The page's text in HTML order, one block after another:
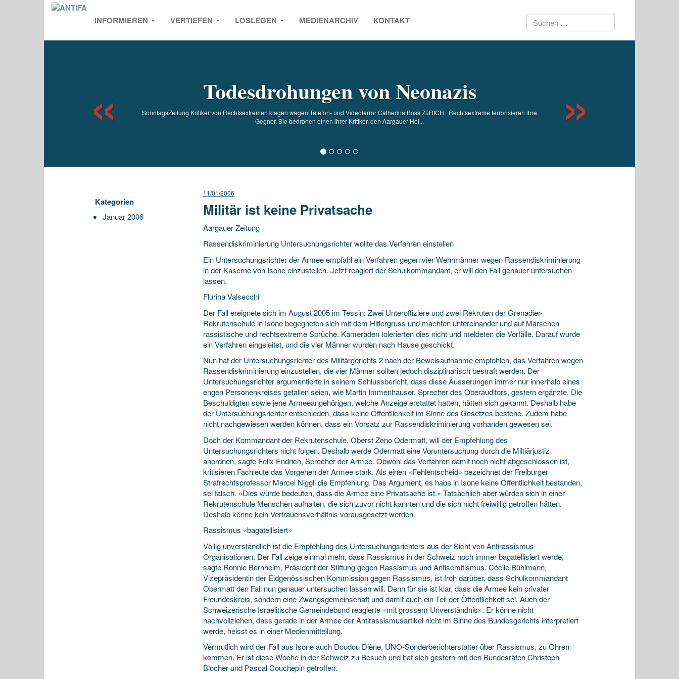
INFORMIEREN VERTIEFEN LOSLEGEN MEDIENARCHIV KONTAKT Suchen
Todesdrohungen von Neonazis
SonntagsZeitung Kritiker von Rechtsextremen klagen wegen Telefon- und Videoterror Catherine Boss ZüRICH · Rechtsextreme terrorisieren ihre
Gegner. Sie bedrohen einen ihrer Kritiker, den Aargauer Hei...
Kategorien
Januar 2006
11/01/2006
Militär ist keine Privatsache
Aargauer Zeitung
Rassendiskriminierung Untersuchungsrichter wollte das Verfahren einstellen
Ein Untersuchungsrichter der Armee empfahl ein Verfahren gegen vier Wehrmänner wegen Rassendiskriminierung
in der Kaserne von Isone einzustellen. Jetzt reagiert der Schulkommandant, er will den Fall genauer untersuchen
lassen.
Flurina Valsecchi
Der Fall ereignete sich im August 2005 im Tessin: Zwei Unteroffiziere und zwei Rekruten der Grenadier-
Rekrutenschule in Isone begegneten sich mit dem Hitlergruss und machten untereinander und auf Märschen
rassistische und rechtsextreme Sprüche. Kameraden tolerierten dies nicht und meldeten die Vorfälle. Darauf wurde
ein Verfahren eingeleitet, und die vier Männer wurden nach Hause geschickt.
Nun hat der Untersuchungsrichter des Militärgerichts 2 nach der Beweisaufnahme empfohlen, das Verfahren wegen
Rassendiskriminierung einzustellen, die vier Männer sollten jedoch disziplinarisch bestraft werden. Der
Untersuchungsrichter argumentierte in seinem Schlussbericht, dass diese Äusserungen immer nur innerhalb eines
engen Personenkreises gefallen seien, wie Martin Immenhauser, Sprecher des Oberauditors, gestern ergänzte. Die
Beschuldigten sowie jene Armeeangehörigen, welche Anzeige erstattet hatten, hätten sich gekannt. Deshalb habe
der Untersuchungsrichter entschieden, dass keine Öffentlichkeit im Sinne des Gesetzes bestehe. Zudem habe
nicht nachgewiesen werden können, dass ein Vorsatz zur Rassendiskriminierung vorhanden gewesen sei.
Doch der Kommandant der Rekrutenschule, Oberst Zeno Odermatt, will der Empfehlung des
Untersuchungsrichters nicht folgen. Deshalb werde Odermatt eine Voruntersuchung durch die Miltiärjustiz
anordnen, sagte Felix Endrich, Sprecher der Armee. Obwohl das Verfahren damit noch nicht abgeschlossen ist,
kritisieren Fachleute das Vorgehen der Armee stark. Als einen «Fehlentscheid» bezeichnet der Freiburger
Strafrechtsprofessor Marcel Niggli die Empfehlung. Das Argument, es habe in Isone keine Öffentlichkeit bestanden,
sei falsch. «Dies würde bedeuten, dass die Armee eine Privatsache ist.» Tatsächlich aber würden sich in einer
Rekrutenschule Menschen aufhalten, die sich zuvor nicht kannten und die sich nicht freiwillig getroffen hätten.
Deshalb könne kein Vertrauensverhältnis vorausgesetzt werden.
Rassismus «bagatellisiert»
Völlig unverständlich ist die Empfehlung des Untersuchungsrichters aus der Sicht von Antirassismus-
Organisationen. Der Fall zeige einmal mehr, dass Rassismus in der Schweiz noch immer bagatellisiert werde,
sagte Ronnie Bernheim, Präsident der Stiftung gegen Rassismus und Antisemitismus. Cécile Bühlmann,
Vizepräsidentin der Eidgenössischen Kommission gegen Rassismus, ist froh darüber, dass Schulkommandant
Obermatt den Fall nun genauer untersuchen lassen will. Denn für sie ist klar, dass die Armee kein privater
Freundeskreis, sondern eine Zwangsgemeinschaft und damit auch ein Teil der Öffentlichkeit sei. Auch der
Schweizerische Israelitische Gemeindebund reagierte «mit grossem Unverständnis». Er könne nicht
nachvollziehen, dass gerade in der Armee der Antirassismusartikel nicht im Sinne des Bundesgerichts interpretiert
werde, heisst es in einer Medienmitteilung.
Vermutlich wird der Fall aus Isone auch Doudou Diène, UNO-Sonderberichterstatter über Rassismus, zu Ohren
kommen. Er ist diese Woche in der Schweiz zu Besuch und hat sich gestern mit den Bundesräten Christoph
Blocher und Pascal Couchepin getroffen.